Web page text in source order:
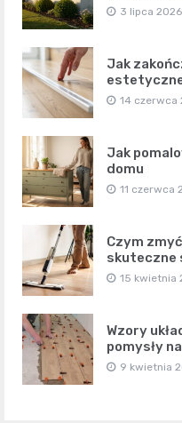
3 lipca 2026
Jak
14 czerwca
Jak
domu
11 czerwca
Czym
skuteczne
15 kwietnia
Wzory
pomysły
9 kwietnia